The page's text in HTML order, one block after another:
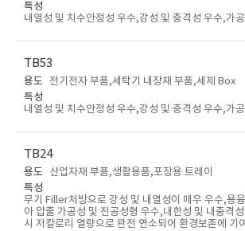
특성
내열성 및 치수안정성 우수,강성 및 충격성 우수,가
TB53
용도
전기전자 부품,세탁기 내장재 부품,세제 Box
특성
내열성 및 치수안정성 우수,강성 및 충격성 우수,가
TB24
용도
산업자재 부품,생활용품,포장용 트레이
특성
무기 Filler처방으로 강성 및 내열성이 매우 우수,용
아 압출 가공성 및 진공성형 우수,내한성 및 내충격
시 저칼로리 열량으로 완전 연소되어 환경보존에 기여